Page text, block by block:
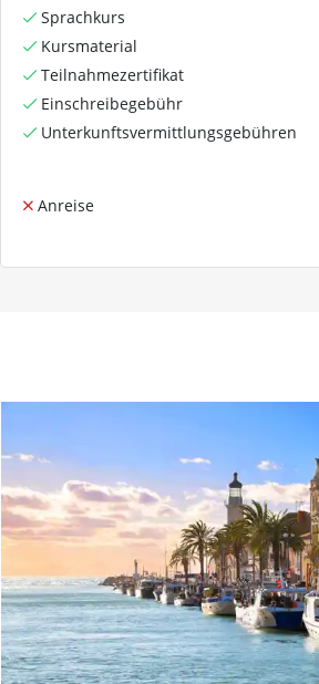
Sprachkurs
Kursmaterial
Teilnahmezertifikat
Einschreibegebühr
Unterkunftsvermittlungsgebühren
Anreise